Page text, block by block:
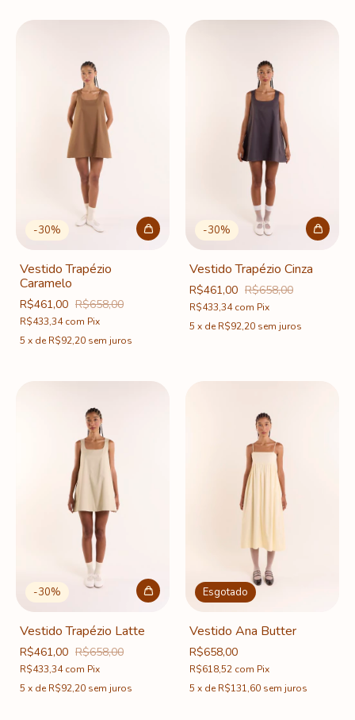
-30%
Vestido Trapézio
Caramelo
R$461,00 R$658,00
R$433,34com Pix
5 x deR$92,20 sem juros
-30%
Vestido Trapézio Cinza
R$461,00 R$658,00
R$433,34com Pix
5 x deR$92,20 sem juros
-30%
Vestido Trapézio Latte
R$461,00 R$658,00
R$433,34com Pix
5 x deR$92,20 sem juros
Esgotado
Vestido Ana Butter
R$658,00
R$618,52 com Pix
5 x deR$131,60 sem juros